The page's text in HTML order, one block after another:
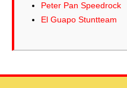
Peter Pan Speedrock
El Guapo Stuntteam